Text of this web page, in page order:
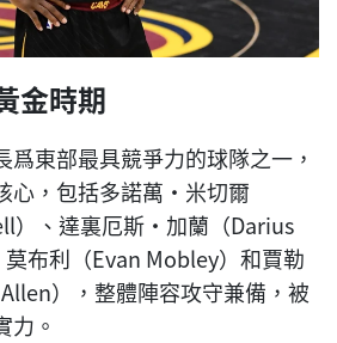
金時期
爲東部最具競爭力的球隊之一，
心，包括多諾萬·米切爾
）、達裏厄斯·加蘭（Darius
布利（Evan Mobley）和賈勒
），整體陣容攻守兼備，被
力。